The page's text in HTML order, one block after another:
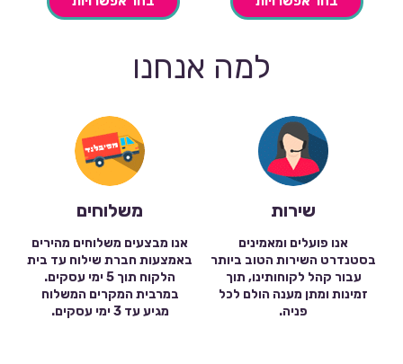
למה אנחנו
שירות
אנו פועלים ומאמינים
בסטנדרט השירות הטוב ביותר
עבור קהל לקוחותינו, תוך
זמינות ומתן מענה הולם לכל
פניה.
משלוחים
אנו מבצעים משלוחים מהירים
באמצעות חברת שילוח עד בית
הלקוח תוך 5 ימי עסקים.
במרבית המקרים המשלוח
מגיע עד 3 ימי עסקים.